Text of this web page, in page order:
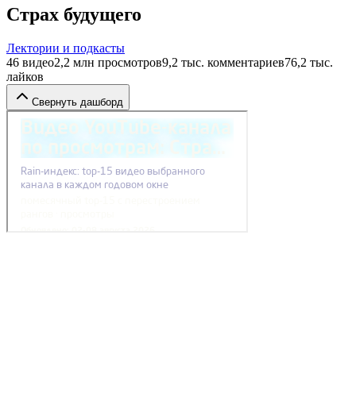
Страх будущего
Лектории и подкасты
46 видео2,2 млн просмотров9,2 тыс. комментариев76,2 тыс.
лайков
Свернуть дашборд